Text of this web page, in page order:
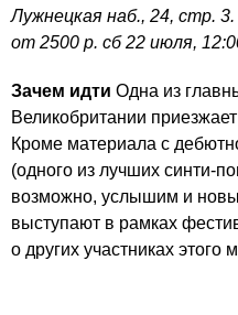
Лужнецкая наб., 24, стр.
от 2500 р. сб 22 июля,
Зачем идти Одна из
Великобритании
Кроме материала с
(одного из лучших синти-
возможно, услышим и
выступают в рамках
о других участниках этого